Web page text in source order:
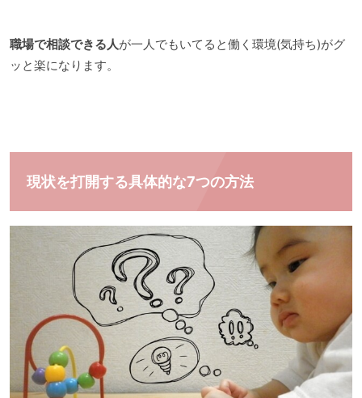
職場で相談できる人が一人でもいてると働く環境(気持ち)がグ
ッと楽になります。
現状を打開する具体的な7つの方法